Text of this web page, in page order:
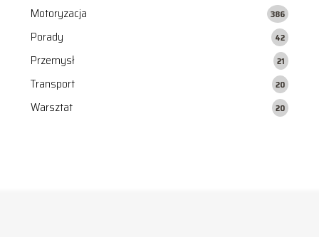
Motoryzacja 386
Porady 42
Przemysł 21
Transport 20
Warsztat 20